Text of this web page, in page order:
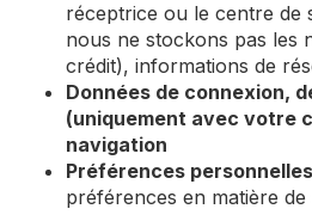
réceptrice ou le centre de
nous ne stockons pas les
crédit), informations de
Données de connexion,
(uniquement avec votre
navigation
Préférences
préférences en matière de